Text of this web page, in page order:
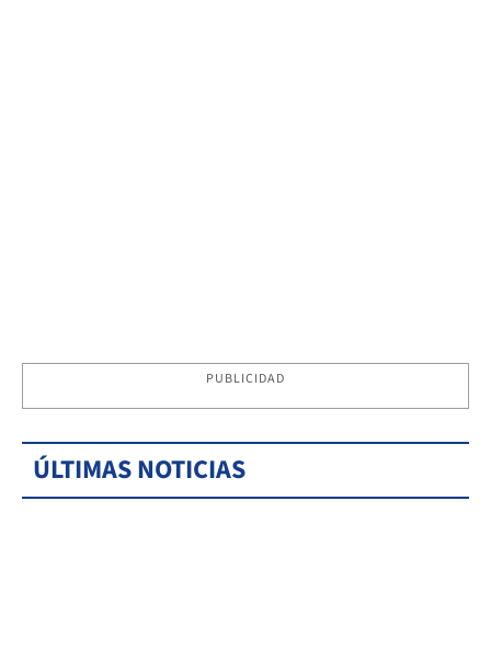
PUBLICIDAD
ÚLTIMAS NOTICIAS